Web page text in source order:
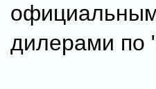
дилерами по